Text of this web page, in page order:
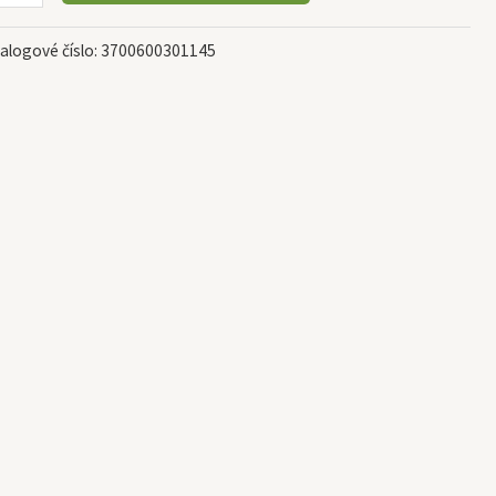
číslo: 3700600301145